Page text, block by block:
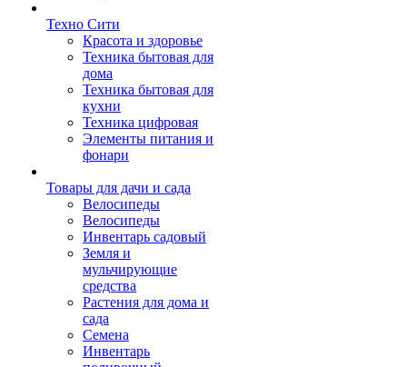
Техно Сити
Красота и здоровье
Техника бытовая для
дома
Техника бытовая для
кухни
Техника цифровая
Элементы питания и
фонари
Товары для дачи и сада
Велосипеды
Велосипеды
Инвентарь садовый
Земля и
мульчирующие
средства
Растения для дома и
сада
Семена
Инвентарь